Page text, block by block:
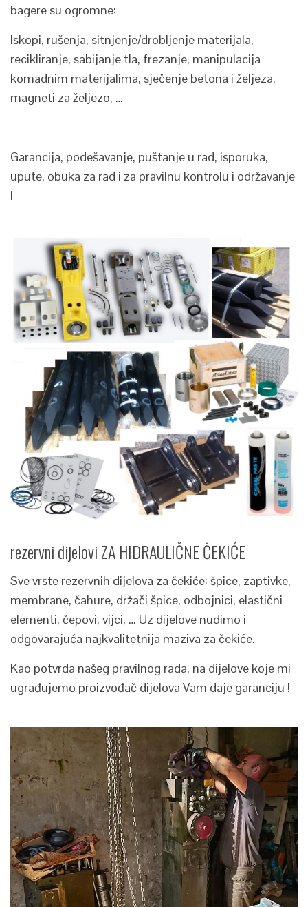
bagere su ogromne:
Iskopi, rušenja, sitnjenje/drobljenje materijala,
recikliranje, sabijanje tla, frezanje, manipulacija
komadnim materijalima, sječenje betona i željeza,
magneti za željezo, …
Garancija, podešavanje, puštanje u rad, isporuka,
upute, obuka za rad i za pravilnu kontrolu i održavanje
!
rezervni dijelovi ZA HIDRAULIČNE ČEKIĆE
Sve vrste rezervnih dijelova za čekiće: špice, zaptivke,
membrane, čahure, držači špice, odbojnici, elastični
elementi, čepovi, vijci, … Uz dijelove nudimo i
odgovarajuća najkvalitetnija maziva za čekiće.
Kao potvrda našeg pravilnog rada, na dijelove koje mi
ugrađujemo proizvođač dijelova Vam daje garanciju !